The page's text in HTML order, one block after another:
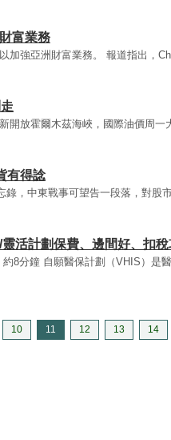
富業務
加強亞洲財富業務。 報道指出，
開放霍爾木茲海峽，國際油價周一
有得諗
，中東戰事可望告一段落，對股
活計劃保費、邊間好、扣
8分鐘 自願醫保計劃（VHIS）是
10 11 12 13 14